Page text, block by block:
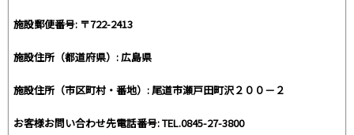
施設郵便番号: 〒722-2413
施設住所（都道府県）: 広島県
施設住所（市区町村・番地）: 尾道市瀬戸田町沢２００－２
お客様お問い合わせ先電話番号: TEL.0845-27-3800